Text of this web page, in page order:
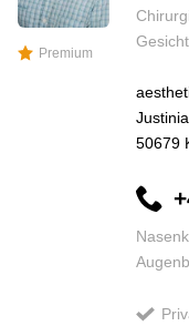
Premium
50679